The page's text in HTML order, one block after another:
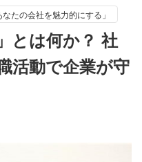
たの会社を魅力的にする」
とは何か？ 社
活動で企業が守